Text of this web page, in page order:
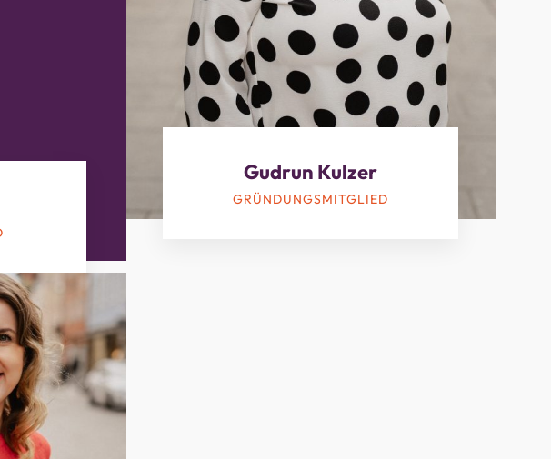
Gudrun Kulzer
GRÜNDUNGSMITGLIED